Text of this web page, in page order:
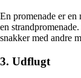
En promenade er
en
snakker med andre
3. Udflugt